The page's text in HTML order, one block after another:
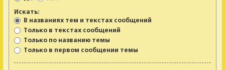
Искать:
В названиях тем и текстах сообщений
Только в текстах сообщений
Только по названию темы
Только в первом сообщении темы